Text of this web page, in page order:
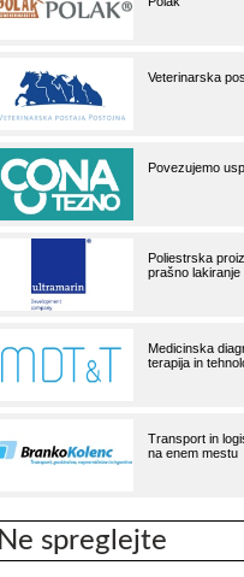
Ne spreglejte